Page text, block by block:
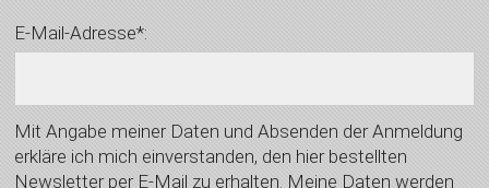
E-Mail-Adresse*:
Mit Angabe meiner Daten und Absenden der Anmeldung
erkläre ich mich einverstanden, den hier bestellten
Newsletter per E-Mail zu erhalten. Meine Daten werden